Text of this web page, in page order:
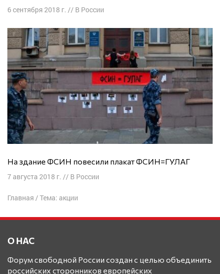
6 сентября 2018 г. // В России
На здание ФСИН повесили плакат ФСИН=ГУЛАГ
7 августа 2018 г. // В России
Главная / Тема: акции
О НАС
Форум свободной России создан с целью объединить
российских сторонников европейских